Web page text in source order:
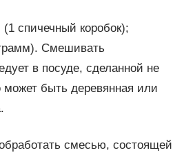
спичечный коробок);
Смешивать
в посуде, сделанной не
может быть деревянная или
смесью, состоящей